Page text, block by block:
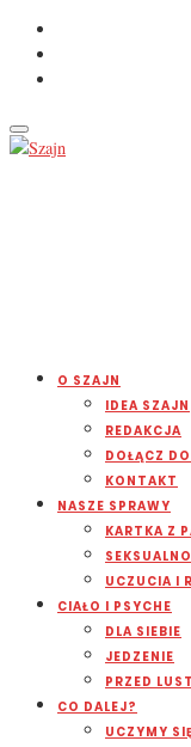
O SZAJN
IDEA SZAJN
REDAKCJA
DOŁĄCZ
KONTAKT
NASZE SPRAWY
KARTKA Z
UCZUCIA I
CIAŁO I PSYCHE
DLA SIEBIE
JEDZENIE
PRZED
CO DALEJ?
UCZYMY SIĘ